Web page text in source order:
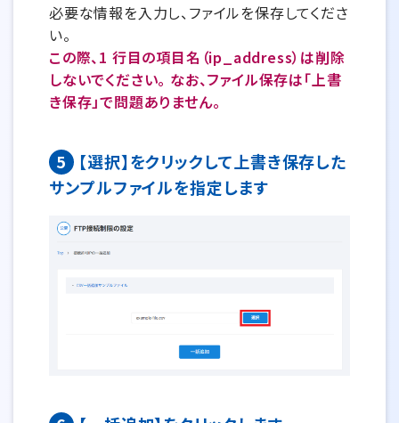
必要な情報を入力し、ファイルを保存してくださ
い。
この際、1 行目の項目名（ip_address）は削除
しないでください。 なお、ファイル保存は「上書
き保存」で問題ありません。
5
【選択】をクリックして上書き保存した
サンプルファイルを指定します